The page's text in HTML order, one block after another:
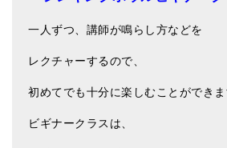
一人ずつ、講師が鳴らし方などを
レクチャーするので、
初めてでも十分に楽しむことができ
ビギナークラスは、